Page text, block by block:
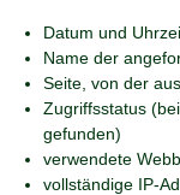
Datum und
Name der
Seite, von der
Zugriffsstatus
gefunden)
verwendete
vollständige IP-